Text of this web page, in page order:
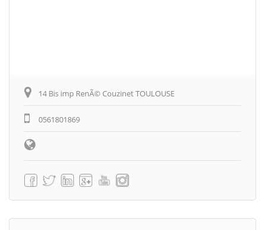
14 Bis imp RenÃ© Couzinet TOULOUSE
0561801869